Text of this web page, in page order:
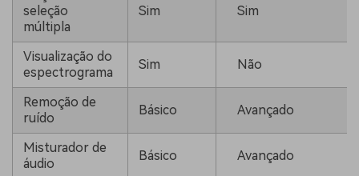
seleção
múltipla
Sim Sim
Visualização do
espectrograma
Sim Não
Remoção de
ruído
Básico Avançado
Misturador de
áudio
Básico Avançado